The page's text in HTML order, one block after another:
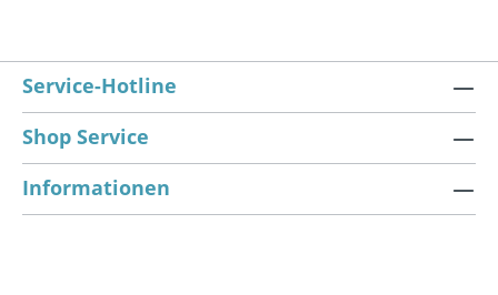
Service-Hotline
Shop Service
Informationen